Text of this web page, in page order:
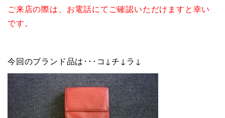
ご来店の際は、お電話にてご確認いただけますと幸い
です。
今回のブランド品は･･･コ↓チ↓ラ↓